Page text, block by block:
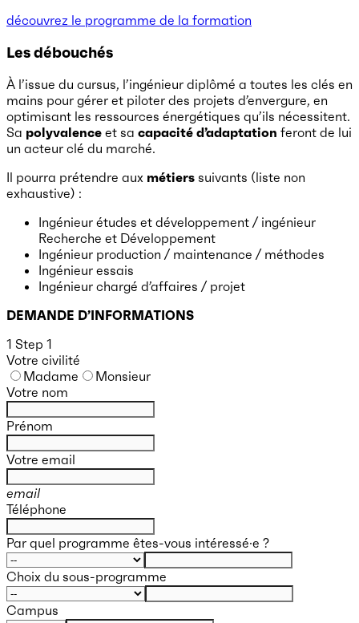
découvrez le programme de la formation
Les débouchés
À l’issue du cursus, l’ingénieur diplômé a toutes les clés en
mains pour gérer et piloter des projets d’envergure, en
optimisant les ressources énergétiques qu’ils nécessitent.
Sa polyvalence et sa capacité d’adaptation feront de lui
un acteur clé du marché.
Il pourra prétendre aux métiers suivants (liste non
exhaustive) :
Ingénieur études et développement / ingénieur
Recherche et Développement
Ingénieur production / maintenance / méthodes
Ingénieur essais
Ingénieur chargé d’affaires / projet
DEMANDE D’INFORMATIONS
1 Step 1
Votre civilité
Madame
Monsieur
Votre nom
Prénom
Votre email
email
Téléphone
Par quel programme êtes-vous intéressé·e ?
Choix du sous-programme
Campus